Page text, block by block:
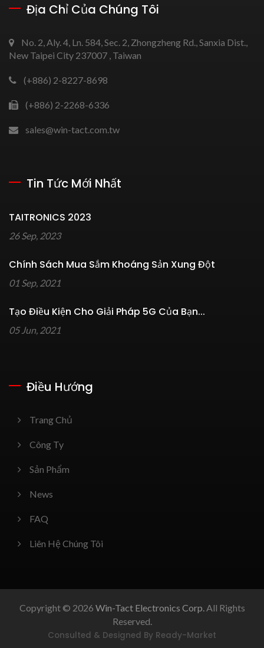
Địa Chỉ Của Chúng Tôi
No. 2, Aly. 4, Ln. 584, Sec. 2, Zhongzheng Rd., Sanxia Dist.,
New Taipei City 237007 , Taiwan
(+886) 2-8227-8698
(+886) 2-2268-6336
sales@win-tact.com.tw
Tin Tức Mới Nhất
TAITRONICS 2023
26 Sep, 2023
Chính Sách Mua Sắm Khoáng Sản Xung Đột
01 Sep, 2021
Tạo Điều Kiện Cho Giải Pháp 5G Của Bạn...
05 Jun, 2021
Điều Hướng
Trang Chủ
Công Ty
Sản Phẩm
News
FAQ
Liên Hệ Chúng Tôi
Copyright © 2026 Win-Tact Electronics Corp.All Rights
Reserved.
Consulted & Designed By Ready-Market